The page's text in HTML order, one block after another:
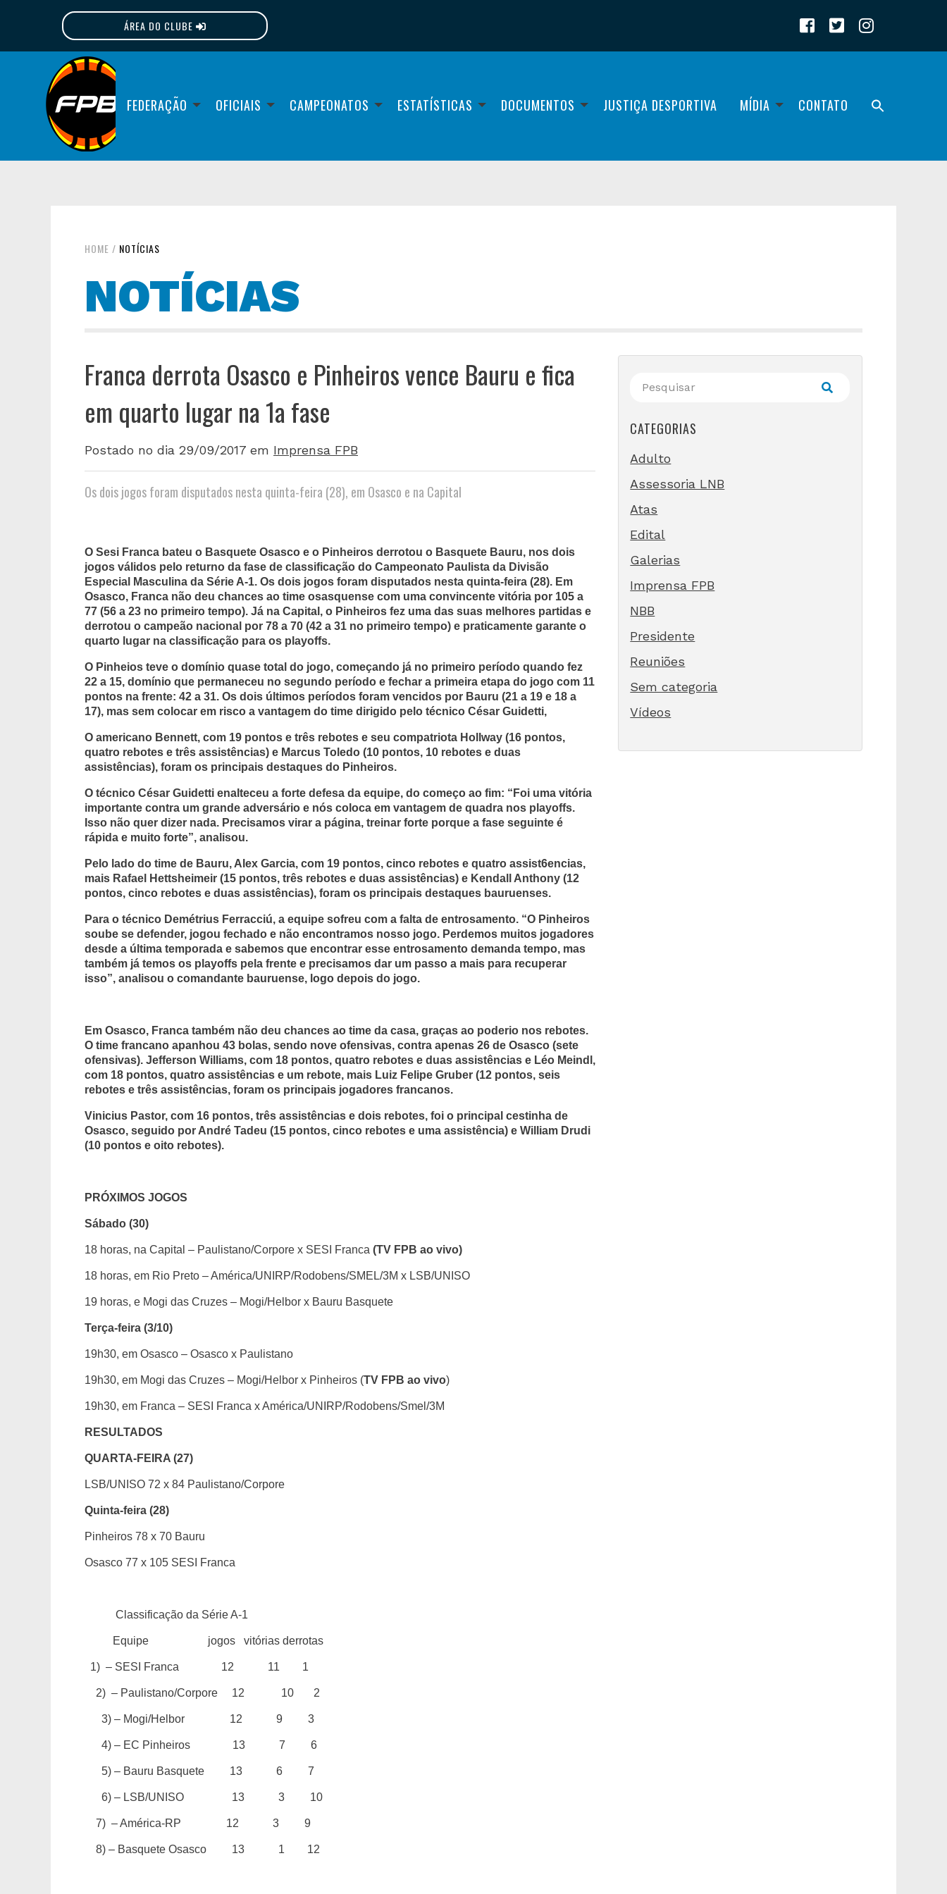
ÁREA DO CLUBE
FEDERAÇÃO OFICIAIS CAMPEONATOS ESTATÍSTICAS DOCUMENTOS JUSTIÇA DESPORTIVA MÍDIA CONTATO
HOME / NOTÍCIAS
NOTÍCIAS
Franca derrota Osasco e Pinheiros vence Bauru e fica
em quarto lugar na 1a fase
Postado no dia 29/09/2017 em Imprensa FPB
Os dois jogos foram disputados nesta quinta-feira (28), em Osasco e na Capital
O Sesi Franca bateu o Basquete Osasco e o Pinheiros derrotou o Basquete Bauru, nos dois
jogos válidos pelo returno da fase de classificação do Campeonato Paulista da Divisão
Especial Masculina da Série A-1. Os dois jogos foram disputados nesta quinta-feira (28). Em
Osasco, Franca não deu chances ao time osasquense com uma convincente vitória por 105 a
77 (56 a 23 no primeiro tempo). Já na Capital, o Pinheiros fez uma das suas melhores partidas e
derrotou o campeão nacional por 78 a 70 (42 a 31 no primeiro tempo) e praticamente garante o
quarto lugar na classificação para os playoffs.
O Pinheios teve o domínio quase total do jogo, começando já no primeiro período quando fez
22 a 15, domínio que permaneceu no segundo período e fechar a primeira etapa do jogo com 11
pontos na frente: 42 a 31. Os dois últimos períodos foram vencidos por Bauru (21 a 19 e 18 a
17), mas sem colocar em risco a vantagem do time dirigido pelo técnico César Guidetti,
O americano Bennett, com 19 pontos e três rebotes e seu compatriota Hollway (16 pontos,
quatro rebotes e três assistências) e Marcus Toledo (10 pontos, 10 rebotes e duas
assistências), foram os principais destaques do Pinheiros.
O técnico César Guidetti enalteceu a forte defesa da equipe, do começo ao fim: “Foi uma vitória
importante contra um grande adversário e nós coloca em vantagem de quadra nos playoffs.
Isso não quer dizer nada. Precisamos virar a página, treinar forte porque a fase seguinte é
rápida e muito forte”, analisou.
Pelo lado do time de Bauru, Alex Garcia, com 19 pontos, cinco rebotes e quatro assist6encias,
mais Rafael Hettsheimeir (15 pontos, três rebotes e duas assistências) e Kendall Anthony (12
pontos, cinco rebotes e duas assistências), foram os principais destaques bauruenses.
Para o técnico Demétrius Ferracciú, a equipe sofreu com a falta de entrosamento. “O Pinheiros
soube se defender, jogou fechado e não encontramos nosso jogo. Perdemos muitos jogadores
desde a última temporada e sabemos que encontrar esse entrosamento demanda tempo, mas
também já temos os playoffs pela frente e precisamos dar um passo a mais para recuperar
isso”, analisou o comandante bauruense, logo depois do jogo.
Em Osasco, Franca também não deu chances ao time da casa, graças ao poderio nos rebotes.
O time francano apanhou 43 bolas, sendo nove ofensivas, contra apenas 26 de Osasco (sete
ofensivas). Jefferson Williams, com 18 pontos, quatro rebotes e duas assistências e Léo Meindl,
com 18 pontos, quatro assistências e um rebote, mais Luiz Felipe Gruber (12 pontos, seis
rebotes e três assistências, foram os principais jogadores francanos.
Vinicius Pastor, com 16 pontos, três assistências e dois rebotes, foi o principal cestinha de
Osasco, seguido por André Tadeu (15 pontos, cinco rebotes e uma assistência) e William Drudi
(10 pontos e oito rebotes).
PRÓXIMOS JOGOS
Sábado (30)
18 horas, na Capital – Paulistano/Corpore x SESI Franca (TV FPB ao vivo)
18 horas, em Rio Preto – América/UNIRP/Rodobens/SMEL/3M x LSB/UNISO
19 horas, e Mogi das Cruzes – Mogi/Helbor x Bauru Basquete
Terça-feira (3/10)
19h30, em Osasco – Osasco x Paulistano
19h30, em Mogi das Cruzes – Mogi/Helbor x Pinheiros (TV FPB ao vivo)
19h30, em Franca – SESI Franca x América/UNIRP/Rodobens/Smel/3M
RESULTADOS
QUARTA-FEIRA (27)
LSB/UNISO 72 x 84 Paulistano/Corpore
Quinta-feira (28)
Pinheiros 78 x 70 Bauru
Osasco 77 x 105 SESI Franca
Classificação da Série A-1
Equipe jogos vitórias derrotas
1) – SESI Franca 12 11 1
2) – Paulistano/Corpore 12 10 2
3) – Mogi/Helbor 12 9 3
4) – EC Pinheiros 13 7 6
5) – Bauru Basquete 13 6 7
6) – LSB/UNISO 13 3 10
7) – América-RP 12 3 9
8) – Basquete Osasco 13 1 12
CATEGORIAS
Adulto
Assessoria LNB
Atas
Edital
Galerias
Imprensa FPB
NBB
Presidente
Reuniões
Sem categoria
Vídeos